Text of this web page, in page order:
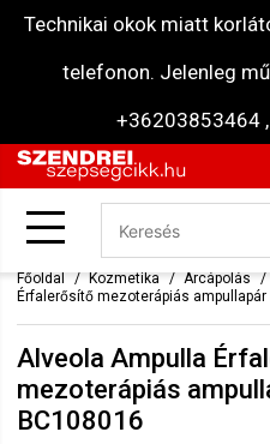
Technikai okok miatt
telefonon. Jelenleg
+36203853464
Főoldal Kozmetika Arcápolás
Érfalerősítő mezoterápiás ampullapár
Alveola Ampulla
mezoterápiás
BC108016